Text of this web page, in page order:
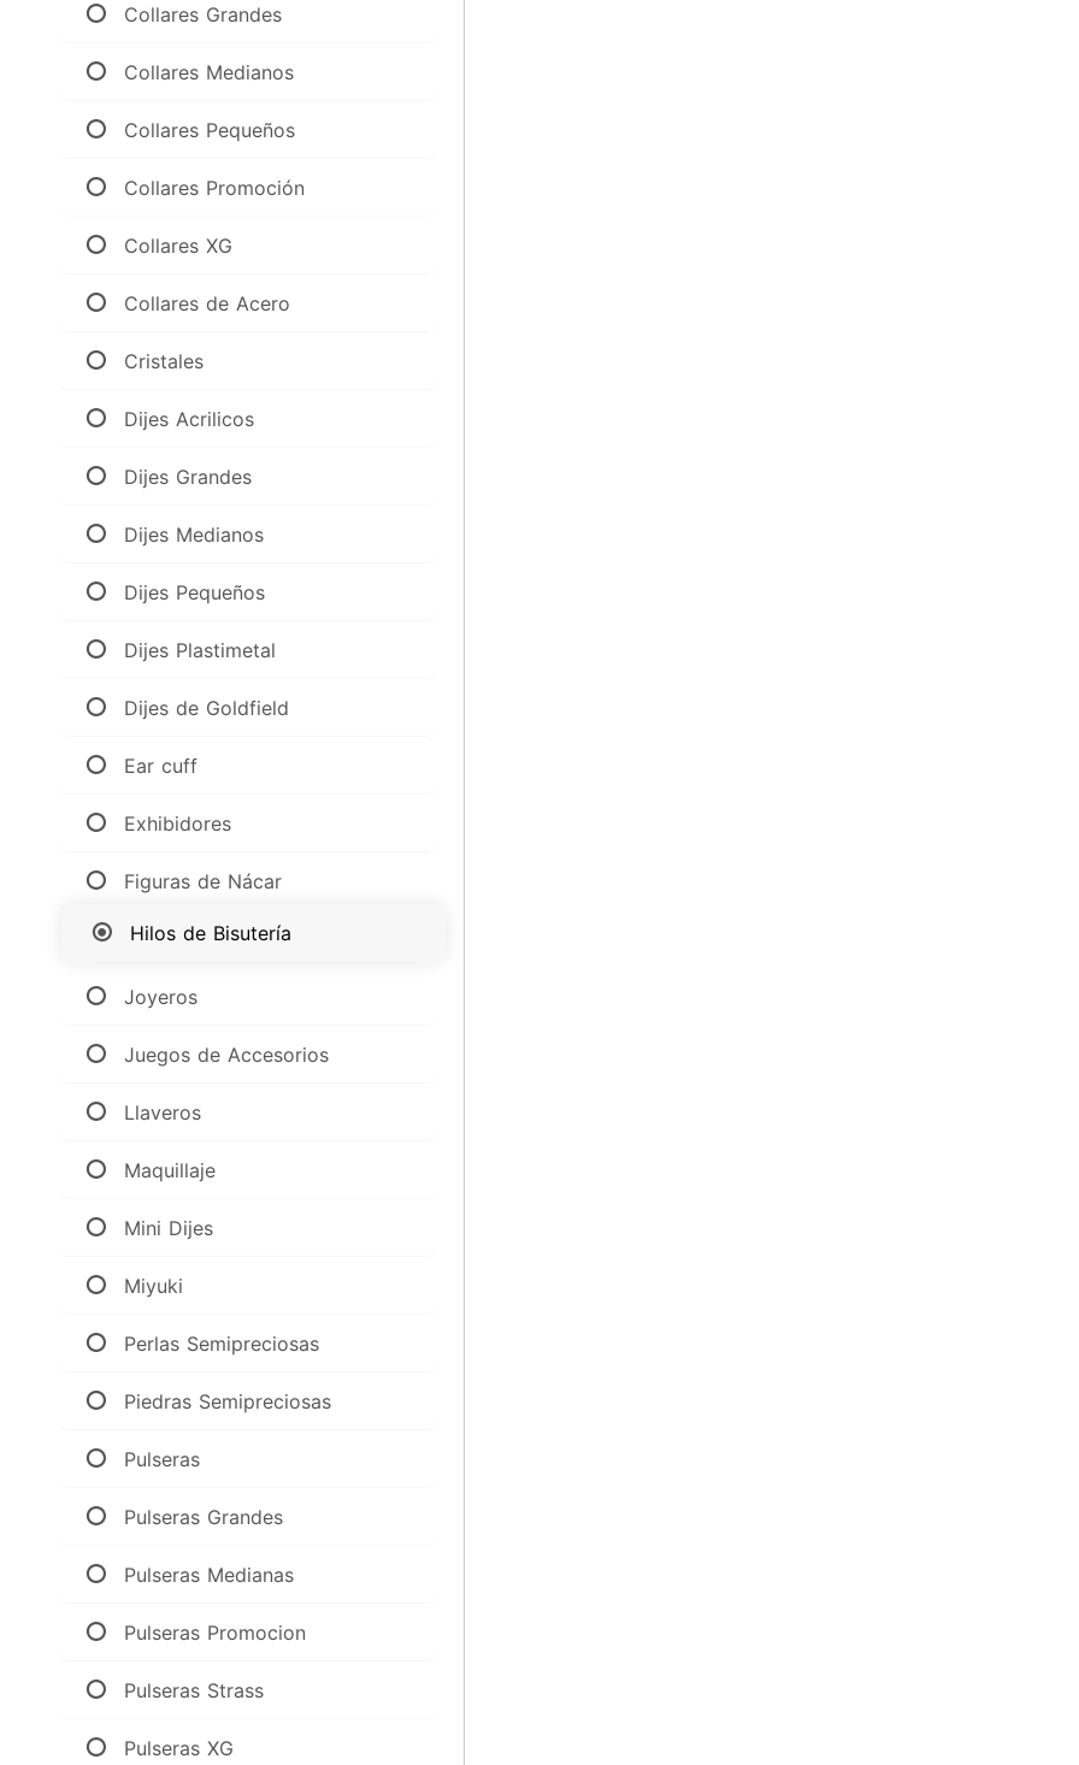
Collares Grandes
Collares Medianos
Collares Pequeños
Collares Promoción
Collares XG
Collares de Acero
Cristales
Dijes Acrilicos
Dijes Grandes
Dijes Medianos
Dijes Pequeños
Dijes Plastimetal
Dijes de Goldfield
Ear cuff
Exhibidores
Figuras de Nácar
Hilos de Bisutería
Joyeros
Juegos de Accesorios
Llaveros
Maquillaje
Mini Dijes
Miyuki
Perlas Semipreciosas
Piedras Semipreciosas
Pulseras
Pulseras Grandes
Pulseras Medianas
Pulseras Promocion
Pulseras Strass
Pulseras XG